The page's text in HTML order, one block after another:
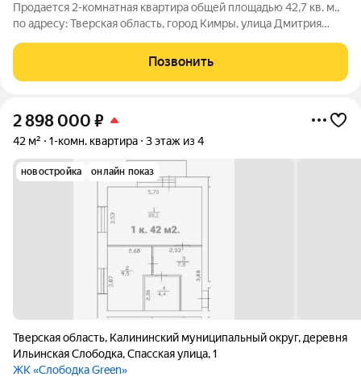
Продается 2-комнатная квартира общей площадью 42,7 кв. м.,
по адресу: Тверская область, город Кимры, улица Дмитрия
состоит из кухни 8,3 кв.м., двух смежных комнат 14,5 кв.м. и 8,3
кв.м. (есть
Позвонить
2 898 000 ₽
42 м² 1-комн. квартира 3 этаж из 4
новостройка онлайн показ
Тверская область, Калининский муниципальный округ, деревня
Ильинская Слободка,Спасская улица,1
ЖК «Слободка Green»